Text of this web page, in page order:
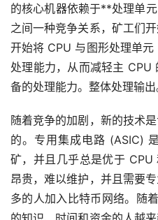
的核心机器依赖于**处理单
之间一种竞争关系，矿工们
开始将 CPU 与图形处理单
处理能力，从而减轻主 CPU
备的处理能力。整体处理输出
随着竞争的加剧，新的技术
的。专用集成电路 (ASIC)
矿，并且几乎总是优于
昂贵，难以维护，并且需要
多的人加入比特币网络。随